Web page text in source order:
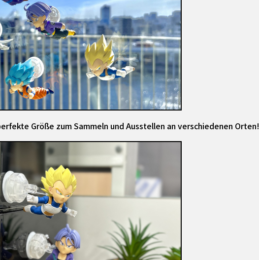
Größe zum Sammeln und Ausstellen an verschiedenen Orten!